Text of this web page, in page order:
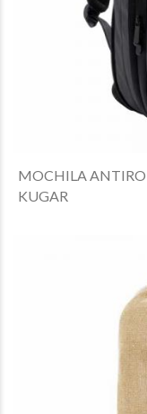
MOCHILA
KUGAR